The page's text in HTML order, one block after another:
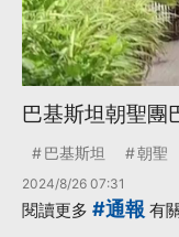
巴基斯坦朝聖團
巴基斯坦 朝聖
2024/8/26 07:31
閱讀更多 #通報 有